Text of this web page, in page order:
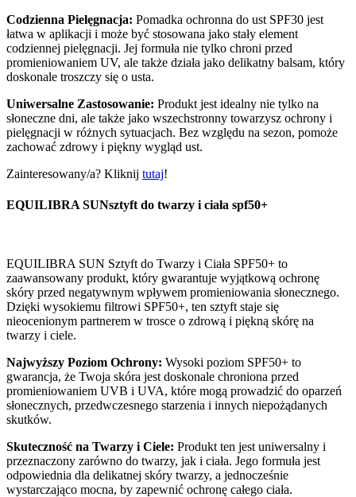
Codzienna Pielęgnacja: Pomadka ochronna do ust SPF30 jest
łatwa w aplikacji i może być stosowana jako stały element
codziennej pielęgnacji. Jej formuła nie tylko chroni przed
promieniowaniem UV, ale także działa jako delikatny balsam, który
doskonale troszczy się o usta.
Uniwersalne Zastosowanie: Produkt jest idealny nie tylko na
słoneczne dni, ale także jako wszechstronny towarzysz ochrony i
pielęgnacji w różnych sytuacjach. Bez względu na sezon, pomoże
zachować zdrowy i piękny wygląd ust.
Zainteresowany/a? Kliknij tutaj!
EQUILIBRA SUNsztyft do twarzy i ciała spf50+
EQUILIBRA SUN Sztyft do Twarzy i Ciała SPF50+ to
zaawansowany produkt, który gwarantuje wyjątkową ochronę
skóry przed negatywnym wpływem promieniowania słonecznego.
Dzięki wysokiemu filtrowi SPF50+, ten sztyft staje się
nieocenionym partnerem w trosce o zdrową i piękną skórę na
twarzy i ciele.
Najwyższy Poziom Ochrony: Wysoki poziom SPF50+ to
gwarancja, że Twoja skóra jest doskonale chroniona przed
promieniowaniem UVB i UVA, które mogą prowadzić do oparzeń
słonecznych, przedwczesnego starzenia i innych niepożądanych
skutków.
Skuteczność na Twarzy i Ciele: Produkt ten jest uniwersalny i
przeznaczony zarówno do twarzy, jak i ciała. Jego formuła jest
odpowiednia dla delikatnej skóry twarzy, a jednocześnie
wystarczająco mocna, by zapewnić ochronę całego ciała.